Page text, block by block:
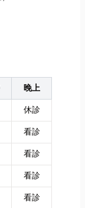
晚上
休診
看診
看診
看診
看診